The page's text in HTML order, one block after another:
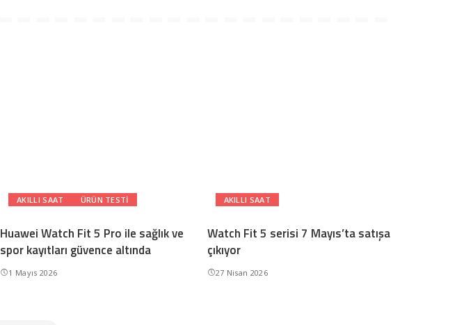
AKILLI SAAT ÜRÜN TESTI
Huawei Watch Fit 5 Pro ile sağlık ve
spor kayıtları güvence altında
1 Mayıs 2026
AKILLI SAAT
Watch Fit 5 serisi 7 Mayıs’ta satışa
çıkıyor
27 Nisan 2026